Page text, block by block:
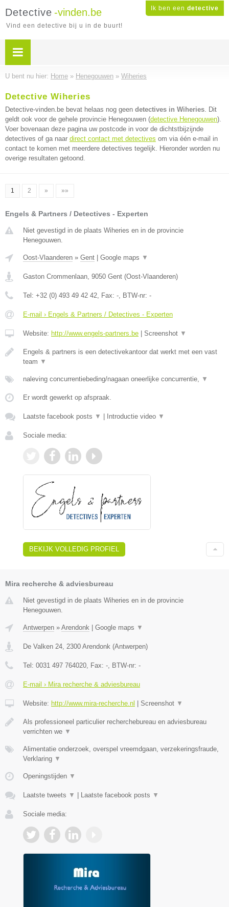
Ik ben een detective
Detective -vinden.be
Vind een detective bij u in de buurt!
U bent nu hier: Home » Henegouwen » Wiheries
Detective Wiheries
Detective-vinden.be bevat helaas nog geen detectives in Wiheries. Dit
geldt ook voor de gehele provincie Henegouwen (detective Henegouwen).
Voer bovenaan deze pagina uw postcode in voor de dichtstbijzijnde
detectives of ga naar direct contact met detectives om via één e-mail in
contact te komen met meerdere detectives tegelijk. Hieronder worden nu
overige resultaten getoond.
1 2 » »»
Engels & Partners / Detectives - Experten
Niet gevestigd in de plaats Wiheries en in de provincie
Henegouwen.
Oost-Vlaanderen » Gent Google maps ▼
Gaston Crommenlaan, 9050 Gent (Oost-Vlaanderen)
Tel: +32 (0) 493 49 42 42, Fax: -, BTW-nr: -
E-mail › Engels & Partners / Detectives - Experten
Website: http://www.engels-partners.be Screenshot ▼
Engels & partners is een detectivekantoor dat werkt met een vast
team ▼
naleving concurrentiebeding/nagaan oneerlijke concurrentie, ▼
Er wordt gewerkt op afspraak.
Laatste facebook posts ▼ Introductie video ▼
Sociale media:
BEKIJK VOLLEDIG PROFIEL
Mira recherche & adviesbureau
Niet gevestigd in de plaats Wiheries en in de provincie
Henegouwen.
Antwerpen » Arendonk Google maps ▼
De Valken 24, 2300 Arendonk (Antwerpen)
Tel: 0031 497 764020, Fax: -, BTW-nr: -
E-mail › Mira recherche & adviesbureau
Website: http://www.mira-recherche.nl Screenshot ▼
Als professioneel particulier recherchebureau en adviesbureau
verrichten we ▼
Alimentatie onderzoek, overspel vreemdgaan, verzekeringsfraude,
Verklaring ▼
Openingstijden ▼
Laatste tweets ▼ Laatste facebook posts ▼
Sociale media: